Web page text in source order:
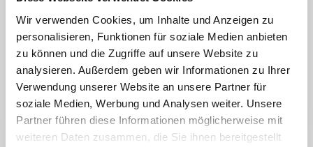
Wir verwenden Cookies, um Inhalte und Anzeigen zu
personalisieren, Funktionen für soziale Medien anbieten
zu können und die Zugriffe auf unsere Website zu
analysieren. Außerdem geben wir Informationen zu Ihrer
Verwendung unserer Website an unsere Partner für
soziale Medien, Werbung und Analysen weiter. Unsere
Partner führen diese Informationen möglicherweise mit
weiteren Daten zusammen, die Sie ihnen bereitgestellt
Am Samstag, den 15. August entfällt die
Restmüllsammlung Die Biomüllsammlung findet
regulär statt. Der Recyclinghof…